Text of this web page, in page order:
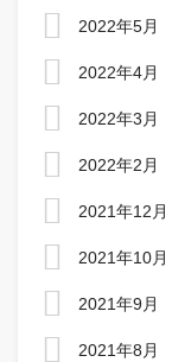
2022年5月
2022年4月
2022年3月
2022年2月
2021年12月
2021年10月
2021年9月
2021年8月